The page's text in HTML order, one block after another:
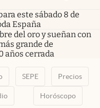
este sábado 8 de
España
del oro y sueñan con
grande de
años cerrada
SEPE Precios
Horóscopo